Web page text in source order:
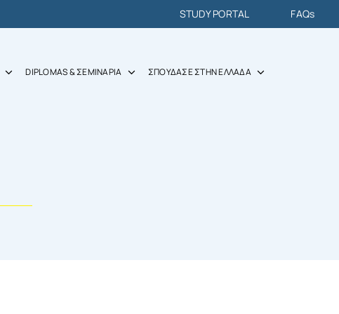
STUDY PORTAL FAQs
DIPLOMAS & ΣΕΜΙΝΑΡΙΑ ΣΠΟΥΔΑΣΕ ΣΤΗΝ ΕΛΛΑΔΑ